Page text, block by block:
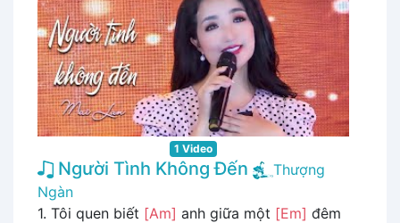
1 Video
Người Tình Không Đến
Thượng
Ngàn
1. Tôi quen biết [Am] anh giữa một [Em] đêm